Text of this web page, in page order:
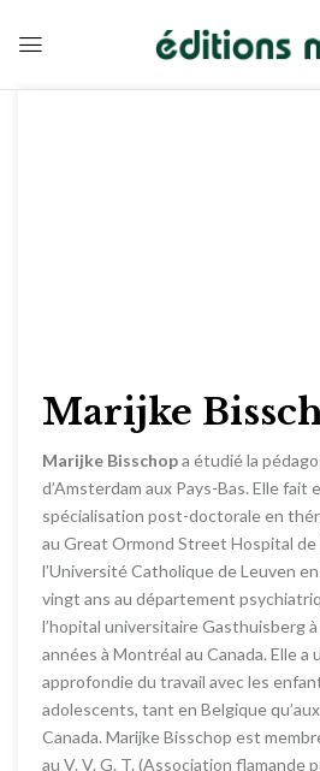
Marijke
Marijke Bisschopa étudié la
d’Amsterdam aux Pays-Bas. Elle fait
spécialisation post-doctorale en
au Great Ormond Street Hospital de
l’Université Catholique de Leuven
vingt ans au département
l’hopital universitaire Gasthuisberg
années à Montréal au Canada. Elle a
approfondie du travail avec les
adolescents, tant en Belgique
Canada. Marijke Bisschop est
au V. V. G. T. (Association flamande